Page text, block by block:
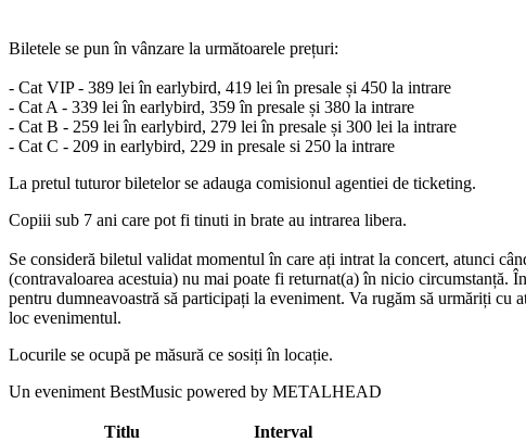
Biletele se punîn vânzare la următoarele prețuri:
- Cat VIP - 389 leiîn earlybird, 419 leiîn presale și 450 la intrare
- Cat A - 339 leiîn earlybird, 359în presale și 380 la intrare
- Cat B - 259 leiîn earlybird, 279 leiîn presale și 300 lei la intrare
- Cat C - 209 in earlybird, 229 in presale si 250 la intrare
La pretul tuturor biletelor se adauga comisionul agentiei de ticketing.
Copiii sub 7 ani care pot fi tinuti in brate au intrarea libera.
Se consideră biletul validat momentulîn care ați intrat la concert, atunci
(contravaloarea acestuia) nu mai poate fi returnat(a)în nicio circumstanță. În
pentru dumneavoastră să participați la eveniment. Va rugăm să urmăriți cu
loc evenimentul.
Locurile se ocupă pe măsură ce sosiți în locație.
Un eveniment BestMusic powered by METALHEAD
Titlu
Interval